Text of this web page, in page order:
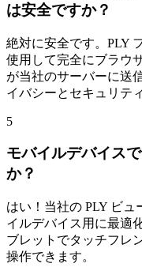
は安全ですか？
絶対に安全です。PLY
使用して完全にブラウ
が当社のサーバーに送
イバシーとセキュリテ
5
モバイルデバイス
か？
はい！当社の PLY ビ
イルデバイス用に最適
ブレットでタッチフレ
操作できます。